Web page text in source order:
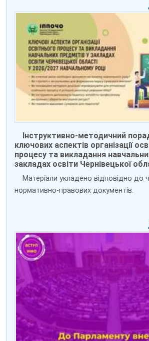
Інструктивно-методичний
ключових аспектів організації
процесу та викладання
закладах освіти Чернівецької
Матеріали укладено відповідно до
нормативно-правових документів.